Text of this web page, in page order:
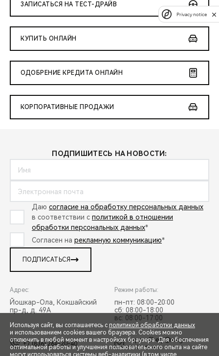
ЗАПИСАТЬСЯ НА ТЕСТ-ДРАЙВ
КУПИТЬ ОНЛАЙН
ОДОБРЕНИЕ КРЕДИТА ОНЛАЙН
КОРПОРАТИВНЫЕ ПРОДАЖИ
ПОДПИШИТЕСЬ НА НОВОСТИ:
Даю согласие на обработку персональных данных
в соответствии с политикой в отношении
обработки персональных данных*
Согласен на рекламную коммуникацию*
ПОДПИСАТЬСЯ
Адрес:
Йошкар-Ола, Кокшайский
пр-д, д. 49А
Режим работы:
пн-пт: 08:00-20:00
сб: 08:00-18:00
вс: 08:00-17:00
+7 (836) 264-20-40
ZaprosChery@mag-
motors.ru
Используя сайт, вы соглашаетесь с политикой обработки данных
и использованием cookies вашего браузера. Cookies можно
отключить в любой момент в настройках браузера. Для обеспечения
оптимальной работы и улучшения пользовательского опыта на сайте
могут использоваться системы веб-аналитики (в том числе
Privacy notice